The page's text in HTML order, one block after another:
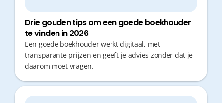
Drie gouden tips om een goede boekhouder
te vinden in 2026
Een goede boekhouder werkt digitaal, met
transparante prijzen en geeft je advies zonder dat je
daarom moet vragen.